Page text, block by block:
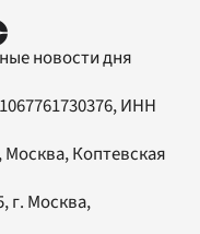
новости дня
ИНН
Москва, Коптевская
, г. Москва,